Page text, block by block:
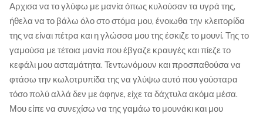
Αρχισα να το γλύφω με μανία όπως κυλούσαν τα υγρά της,
ήθελα να το βάλω όλο στο στόμα μου, ένοιωθα την κλειτορίδα
της να είναι πέτρα και η γλώσσα μου της έσκιζε το μουνί. Της το
γαμούσα με τέτοια μανία που έβγαζε κραυγές και πίεζε το
κεφάλι μου ασταμάτητα. Τεντωνόμουν και προσπαθούσα να
φτάσω την κωλοτρυπίδα της να γλύψω αυτό που γούσταρα
τόσο πολύ αλλά δεν με άφηνε, είχε τα δάχτυλα ακόμα μέσα.
Μου είπε να συνεχίσω να της γαμάω το μουνάκι και μου